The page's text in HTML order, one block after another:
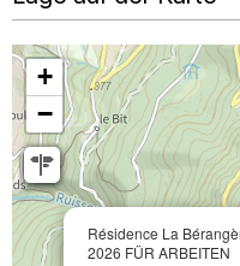
Résidence La
2026 FÜR ARBEITEN
+
−